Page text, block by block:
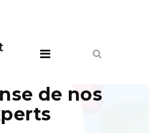
de nos